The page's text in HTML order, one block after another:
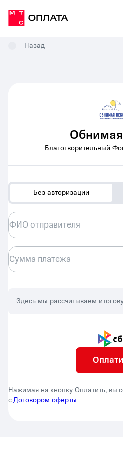
Назад
Благотворительный
Без авторизации
ФИО отправителя
Сумма платежа
Здесь мы рассчитываем
Нажимая на кнопку Оплатить, вы
сДоговором оферты